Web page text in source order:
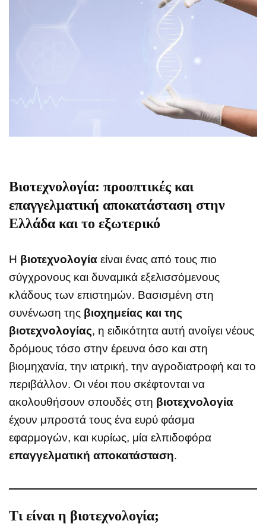
Βιοτεχνολογία: προοπτικές και
επαγγελματική αποκατάσταση στην
Ελλάδα και το εξωτερικό
Η βιοτεχνολογία είναι ένας από τους πιο
σύγχρονους και δυναμικά εξελισσόμενους
κλάδους των επιστημών. Βασισμένη στη
συνένωση της βιοχημείας και της
βιοτεχνολογίας, η ειδικότητα αυτή ανοίγει νέους
δρόμους τόσο στην έρευνα όσο και στη
βιομηχανία, την ιατρική, την αγροδιατροφή και το
περιβάλλον. Οι νέοι που σκέφτονται να
ακολουθήσουν σπουδές στη βιοτεχνολογία
έχουν μπροστά τους ένα ευρύ φάσμα
εφαρμογών, και κυρίως, μία ελπιδοφόρα
επαγγελματική αποκατάσταση.
Τι είναι η βιοτεχνολογία;